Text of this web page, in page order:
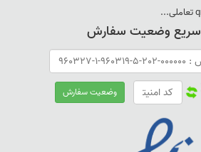
سریع وضعیت سفارش